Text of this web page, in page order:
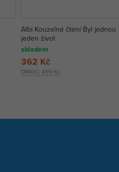
Albi Kouzelné čtení Byl jednou
jeden život
skladem
DMOC:499 Kč
362 Kč